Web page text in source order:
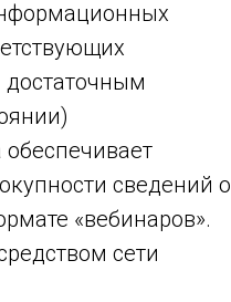
достаточным
сведений о
«вебинаров».
сети